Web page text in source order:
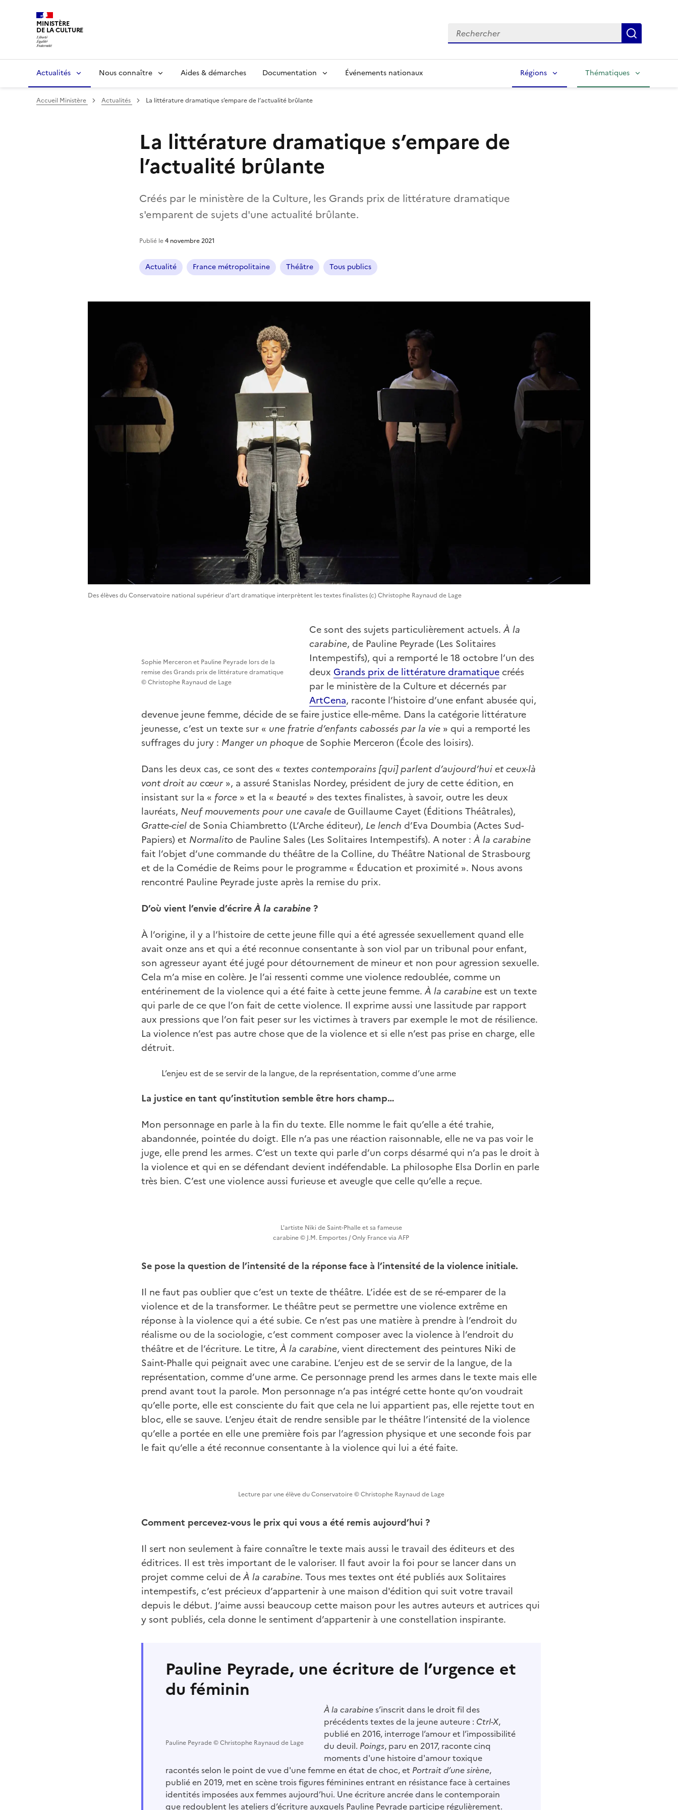
MINISTÈRE
DE LA CULTURE Rechercher
Actualités Nous connaître Aides & démarches Documentation Événements nationaux Régions Thématiques
Accueil Ministère Actualités La littérature dramatique s’empare de l’actualité brûlante
La littérature dramatique s’empare de
l’actualité brûlante
Créés par le ministère de la Culture, les Grands prix de littérature dramatique
s'emparent de sujets d'une actualité brûlante.
Publié le4 novembre 2021
Actualité France métropolitaine Théâtre Tous publics
Des élèves du Conservatoire national supérieur d'art dramatique interprètent les textes finalistes (c) Christophe Raynaud de Lage
Sophie Merceron et Pauline Peyrade lors de la
remise des Grands prix de littérature dramatique
© Christophe Raynaud de Lage
Ce sont des sujets particulièrement actuels. À la
carabine, de Pauline Peyrade (Les Solitaires
Intempestifs), qui a remporté le 18 octobre l’un des
deux Grands prix de littérature dramatique créés
par le ministère de la Culture et décernés par
ArtCena, raconte l’histoire d’une enfant abusée qui,
devenue jeune femme, décide de se faire justice elle-même. Dans la catégorie littérature
jeunesse, c’est un texte sur « une fratrie d’enfants cabossés par la vie » qui a remporté les
suffrages du jury : Manger un phoque de Sophie Merceron (École des loisirs).
Dans les deux cas, ce sont des « textes contemporains [qui] parlent d’aujourd’hui et ceux-là
vont droit au cœur», a assuré Stanislas Nordey, président de jury de cette édition, en
insistant sur la « force » et la « beauté » des textes finalistes, à savoir, outre les deux
lauréats, Neuf mouvements pour une cavale de Guillaume Cayet (Éditions Théâtrales),
Gratte-ciel de Sonia Chiambretto (L’Arche éditeur), Le lench d’Eva Doumbia (Actes Sud-
Papiers) et Normalito de Pauline Sales (Les Solitaires Intempestifs). A noter : À la carabine
fait l’objet d’une commande du théâtre de la Colline, du Théâtre National de Strasbourg
et de la Comédie de Reims pour le programme « Éducation et proximité ». Nous avons
rencontré Pauline Peyrade juste après la remise du prix.
D’où vient l’envie d’écrireÀ la carabine?
À l’origine, il y a l’histoire de cette jeune fille qui a été agressée sexuellement quand elle
avait onze ans et qui a été reconnue consentante à son viol par un tribunal pour enfant,
son agresseur ayant été jugé pour détournement de mineur et non pour agression sexuelle.
Cela m’a mise en colère. Je l’ai ressenti comme une violence redoublée, comme un
entérinement de la violence qui a été faite à cette jeune femme. À la carabine est un texte
qui parle de ce que l’on fait de cette violence. Il exprime aussi une lassitude par rapport
aux pressions que l’on fait peser sur les victimes à travers par exemple le mot de résilience.
La violence n’est pas autre chose que de la violence et si elle n’est pas prise en charge, elle
détruit.
L’enjeu est de se servir de la langue, de la représentation, comme d’une arme
La justice en tant qu’institution semble être hors champ…
Mon personnage en parle à la fin du texte. Elle nomme le fait qu’elle a été trahie,
abandonnée, pointée du doigt. Elle n’a pas une réaction raisonnable, elle ne va pas voir le
juge, elle prend les armes. C’est un texte qui parle d’un corps désarmé qui n’a pas le droit à
la violence et qui en se défendant devient indéfendable. La philosophe Elsa Dorlin en parle
très bien. C’est une violence aussi furieuse et aveugle que celle qu’elle a reçue.
L'artiste Niki de Saint-Phalle et sa fameuse
carabine © J.M. Emportes / Only France via AFP
Se pose la question de l’intensité de la réponse face à l’intensité de la violence initiale.
Il ne faut pas oublier que c’est un texte de théâtre. L’idée est de se ré-emparer de la
violence et de la transformer. Le théâtre peut se permettre une violence extrême en
réponse à la violence qui a été subie. Ce n’est pas une matière à prendre à l’endroit du
réalisme ou de la sociologie, c’est comment composer avec la violence à l’endroit du
théâtre et de l’écriture. Le titre, À la carabine, vient directement des peintures Niki de
Saint-Phalle qui peignait avec une carabine. L’enjeu est de se servir de la langue, de la
représentation, comme d’une arme. Ce personnage prend les armes dans le texte mais elle
prend avant tout la parole. Mon personnage n’a pas intégré cette honte qu’on voudrait
qu’elle porte, elle est consciente du fait que cela ne lui appartient pas, elle rejette tout en
bloc, elle se sauve. L’enjeu était de rendre sensible par le théâtre l’intensité de la violence
qu’elle a portée en elle une première fois par l’agression physique et une seconde fois par
le fait qu’elle a été reconnue consentante à la violence qui lui a été faite.
Lecture par une élève du Conservatoire © Christophe Raynaud de Lage
Comment percevez-vous le prix qui vous a été remis aujourd’hui ?
Il sert non seulement à faire connaître le texte mais aussi le travail des éditeurs et des
éditrices. Il est très important de le valoriser. Il faut avoir la foi pour se lancer dans un
projet comme celui deÀ la carabine. Tous mes textes ont été publiés aux Solitaires
intempestifs, c’est précieux d’appartenir à une maison d'édition qui suit votre travail
depuis le début. J’aime aussi beaucoup cette maison pour les autres auteurs et autrices qui
y sont publiés, cela donne le sentiment d’appartenir à une constellation inspirante.
Pauline Peyrade, une écriture de l’urgence et
du féminin
Pauline Peyrade © Christophe Raynaud de Lage
À la carabines’inscrit dans le droit fil des
précédents textes de la jeune auteure : Ctrl-X,
publié en 2016, interroge l’amour et l’impossibilité
du deuil. Poings, paru en 2017, raconte cinq
moments d'une histoire d'amour toxique
racontés selon le point de vue d'une femme en état de choc, et Portrait d’une sirène,
publié en 2019, met en scène trois figures féminines entrant en résistance face à certaines
identités imposées aux femmes aujourd’hui. Une écriture ancrée dans le contemporain
que redoublent les ateliers d’écriture auxquels Pauline Peyrade participe régulièrement.